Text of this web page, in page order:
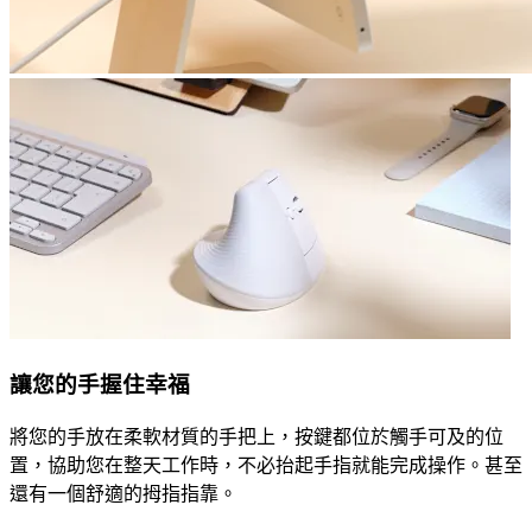
讓您的手握住幸福
將您的手放在柔軟材質的手把上，按鍵都位於觸手可及的位
置，協助您在整天工作時，不必抬起手指就能完成操作。甚至
還有一個舒適的拇指指靠。